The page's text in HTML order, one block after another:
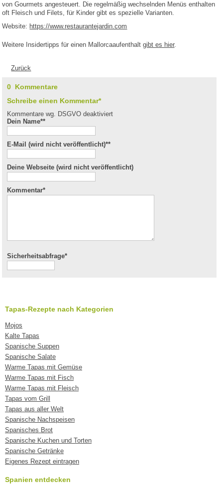
von Gourmets angesteuert. Die regelmäßig wechselnden Menüs enthalten
oft Fleisch und Filets, für Kinder gibt es spezielle Varianten.
Website: https://www.restaurantejardin.com
Weitere Insidertipps für einen Mallorcaaufenthaltgibt es hier.
Zurück
0 Kommentare
Schreibe einen Kommentar*
Kommentare wg. DSGVO deaktiviert
Dein Name**
E-Mail (wird nicht veröffentlicht)**
Deine Webseite (wird nicht veröffentlicht)
Kommentar*
Sicherheitsabfrage*
Tapas-Rezepte nach Kategorien
Mojos
Kalte Tapas
Spanische Suppen
Spanische Salate
Warme Tapas mit Gemüse
Warme Tapas mit Fisch
Warme Tapas mit Fleisch
Tapas vom Grill
Tapas aus aller Welt
Spanische Nachspeisen
Spanisches Brot
Spanische Kuchen und Torten
Spanische Getränke
Eigenes Rezept eintragen
Spanien entdecken